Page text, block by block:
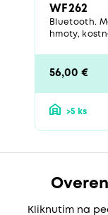
WF262
Bluetooth.
hmoty,
56,00 €
>5 ks
Kliknutím na